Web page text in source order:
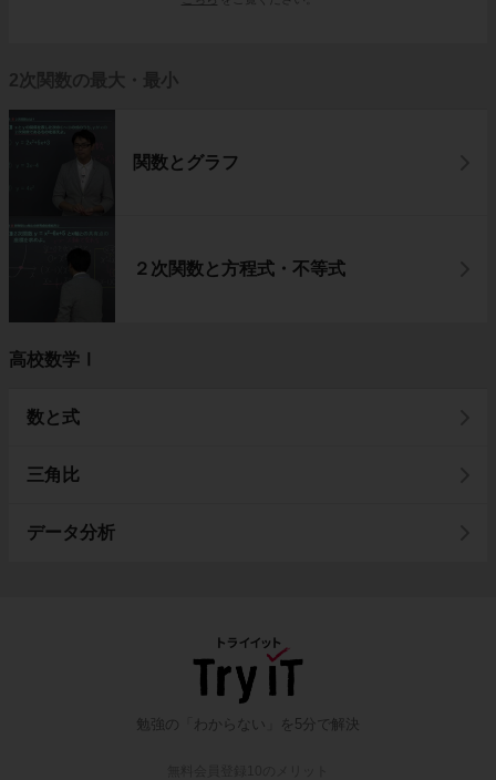
2次関数の最大・最小
関数とグラフ
２次関数と方程式・不等式
高校数学Ⅰ
数と式
三角比
データ分析
勉強の「わからない」を5分で解決